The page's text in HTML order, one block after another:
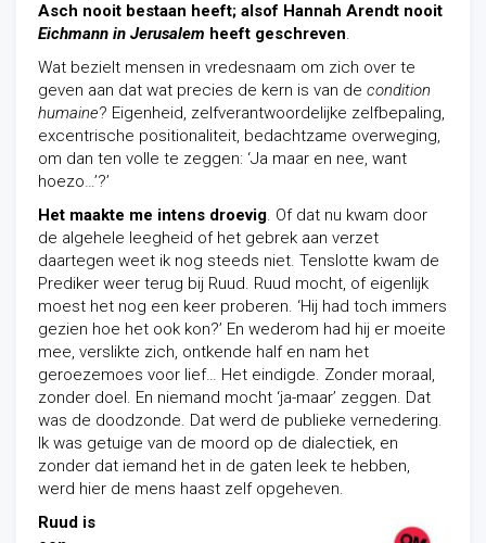
Asch nooit bestaan heeft; alsof Hannah Arendt nooit
Eichmann in Jerusalem heeft geschreven.
Wat bezielt mensen in vredesnaam om zich over te
geven aan dat wat precies de kern is van de condition
humaine? Eigenheid, zelfverantwoordelijke zelfbepaling,
excentrische positionaliteit, bedachtzame overweging,
om dan ten volle te zeggen: ‘Ja maar en nee, want
hoezo…’?’
Het maakte me intens droevig. Of dat nu kwam door
de algehele leegheid of het gebrek aan verzet
daartegen weet ik nog steeds niet. Tenslotte kwam de
Prediker weer terug bij Ruud. Ruud mocht, of eigenlijk
moest het nog een keer proberen. ‘Hij had toch immers
gezien hoe het ook kon?’ En wederom had hij er moeite
mee, verslikte zich, ontkende half en nam het
geroezemoes voor lief… Het eindigde. Zonder moraal,
zonder doel. En niemand mocht ‘ja-maar’ zeggen. Dat
was de doodzonde. Dat werd de publieke vernedering.
Ik was getuige van de moord op de dialectiek, en
zonder dat iemand het in de gaten leek te hebben,
werd hier de mens haast zelf opgeheven.
Ruud is